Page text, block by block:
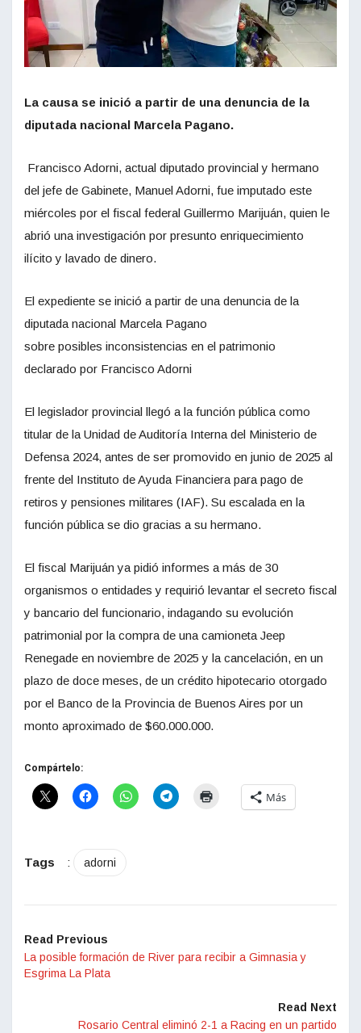
La causa se inició a partir de una denuncia de la
diputada nacional Marcela Pagano.
Francisco Adorni, actual diputado provincial y hermano
del jefe de Gabinete, Manuel Adorni, fue imputado este
miércoles por el fiscal federal Guillermo Marijuán, quien le
abrió una investigación por presunto enriquecimiento
ilícito y lavado de dinero.
El expediente se inició a partir de una denuncia de la
diputada nacional Marcela Pagano
sobre posibles inconsistencias en el patrimonio
declarado por Francisco Adorni
El legislador provincial llegó a la función pública como
titular de la Unidad de Auditoría Interna del Ministerio de
Defensa 2024, antes de ser promovido en junio de 2025 al
frente del Instituto de Ayuda Financiera para pago de
retiros y pensiones militares (IAF). Su escalada en la
función pública se dio gracias a su hermano.
El fiscal Marijuán ya pidió informes a más de 30
organismos o entidades y requirió levantar el secreto fiscal
y bancario del funcionario, indagando su evolución
patrimonial por la compra de una camioneta Jeep
Renegade en noviembre de 2025 y la cancelación, en un
plazo de doce meses, de un crédito hipotecario otorgado
por el Banco de la Provincia de Buenos Aires por un
monto aproximado de $60.000.000.
Compártelo:
Más
Tags : adorni
Read Previous
La posible formación de River para recibir a Gimnasia y
Esgrima La Plata
Read Next
Rosario Central eliminó 2-1 a Racing en un partido